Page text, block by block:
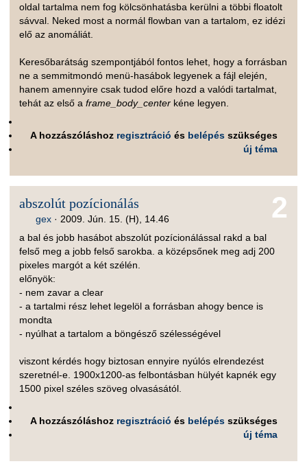
oldal tartalma nem fog kölcsönhatásba kerülni a többi floatolt
sávval. Neked most a normál flowban van a tartalom, ez idézi
elő az anomáliát.
Keresőbarátság szempontjából fontos lehet, hogy a forrásban
ne a semmitmondó menü-hasábok legyenek a fájl elején,
hanem amennyire csak tudod előre hozd a valódi tartalmat,
tehát az első aframe_body_center kéne legyen.
A hozzászóláshoz regisztráció és belépés szükséges
új téma
2
abszolút pozícionálás
gex · 2009. Jún. 15. (H), 14.46
a bal és jobb hasábot abszolút pozícionálással rakd a bal
felső meg a jobb felső sarokba. a középsőnek meg adj 200
pixeles margót a két szélén.
előnyök:
- nem zavar a clear
- a tartalmi rész lehet legelöl a forrásban ahogy bence is
mondta
- nyúlhat a tartalom a böngésző szélességével
viszont kérdés hogy biztosan ennyire nyúlós elrendezést
szeretnél-e. 1900x1200-as felbontásban hülyét kapnék egy
1500 pixel széles szöveg olvasásától.
A hozzászóláshoz regisztráció és belépés szükséges
új téma